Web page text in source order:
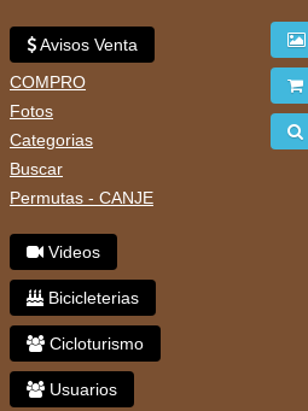
Avisos Venta
COMPRO
Fotos
Categorias
Buscar
Permutas - CANJE
Videos
Bicicleterias
Cicloturismo
Usuarios